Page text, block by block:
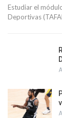
Estudiar el
Deportivas